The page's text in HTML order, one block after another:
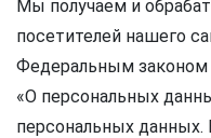
Мы получаем и
посетителей нашего
Федеральным
«О персональных
персональных данных.